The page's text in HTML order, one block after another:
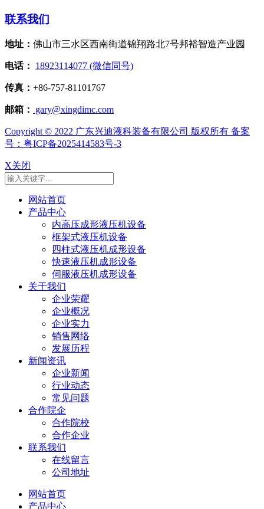
联系我们
地址： 佛山市三水区西南街道锦翔路北7号邦裕智造产业园
电话： 18923114077 (微信同号)
传真： +86-757-81101767
邮箱： gary@xingdimc.com
Copyright © 2022 广东兴迪液科装备有限公司 版权所有 备案
号：粤ICP备2025414583号-3
X关闭
网站首页
产品中心
内高压成形液压机设备
框架式液压机设备
四柱式液压机成形设备
快速液压机成形设备
伺服液压机成形设备
关于我们
企业荣耀
企业概况
企业实力
销售网络
发展历程
新闻资讯
企业新闻
行业动态
常见问题
合作院企
合作院校
合作企业
联系我们
在线留言
公司地址
网站首页
产品中心